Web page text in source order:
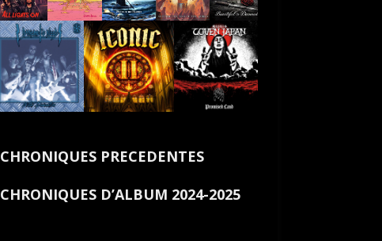
CHRONIQUES PRECEDENTES
CHRONIQUES D’ALBUM 2024-2025